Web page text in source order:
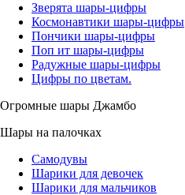
Зверята шары-цифры
Космонавтики шары-цифры
Пончики шары-цифры
Поп ит шары-цифры
Радужные шары-цифры
Цифры по цветам.
Огромные шары Джамбо
Шары на палочках
Самодувы
Шарики для девочек
Шарики для мальчиков